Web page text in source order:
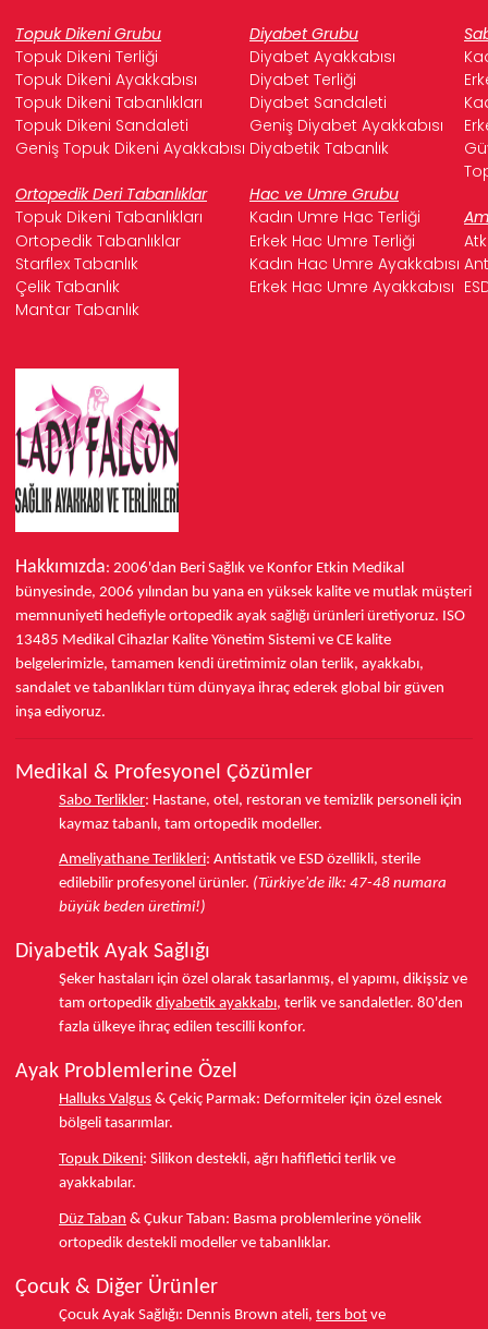
Topuk Dikeni Grubu Diyabet Grubu
Topuk Dikeni Terliği
Diyabet Ayakkabısı
Topuk Dikeni Ayakkabısı
Diyabet Terliği
Topuk Dikeni Tabanlıkları
Diyabet Sandaleti
Topuk Dikeni Sandaleti
Geniş Diyabet Ayakkabısı
Geniş Topuk Dikeni Ayakkabısı Diyabetik Tabanlık
Ortopedik Deri Tabanlıklar
Hac ve Umre Grubu
Topuk Dikeni Tabanlıkları
Kadın Umre Hac Terliği
Ortopedik Tabanlıklar
Erkek Hac Umre Terliği
Starflex Tabanlık
Kadın Hac Umre Ayakkabısı
Çelik Tabanlık
Erkek Hac Umre Ayakkabısı
Mantar Tabanlık
Hakkımızda: 2006'dan Beri Sağlık ve Konfor Etkin Medikal
bünyesinde, 2006 yılından bu yana en yüksek kalite ve mutlak müşteri
memnuniyeti hedefiyle ortopedik ayak sağlığı ürünleri üretiyoruz. ISO
13485 Medikal Cihazlar Kalite Yönetim Sistemi ve CE kalite
belgelerimizle, tamamen kendi üretimimiz olan terlik, ayakkabı,
sandalet ve tabanlıkları tüm dünyaya ihraç ederek global bir güven
inşa ediyoruz.
Medikal & Profesyonel Çözümler
Sabo Terlikler: Hastane, otel, restoran ve temizlik personeli için
kaymaz tabanlı, tam ortopedik modeller.
Ameliyathane Terlikleri: Antistatik ve ESD özellikli, sterile
edilebilir profesyonel ürünler. (Türkiye'de ilk: 47-48 numara
büyük beden üretimi!)
Diyabetik Ayak Sağlığı
Şeker hastaları için özel olarak tasarlanmış, el yapımı, dikişsiz ve
tam ortopedik diyabetik ayakkabı, terlik ve sandaletler. 80'den
fazla ülkeye ihraç edilen tescilli konfor.
Ayak Problemlerine Özel
Halluks Valgus & Çekiç Parmak: Deformiteler için özel esnek
bölgeli tasarımlar.
Topuk Dikeni: Silikon destekli, ağrı hafifletici terlik ve
ayakkabılar.
Düz Taban & Çukur Taban: Basma problemlerine yönelik
ortopedik destekli modeller ve tabanlıklar.
Çocuk & Diğer Ürünler
Çocuk Ayak Sağlığı: Dennis Brown ateli, ters bot ve